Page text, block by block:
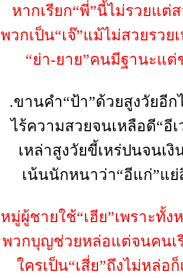
หากเรียก“พี่”นี้ไม่รวยแต่
พวกเป็น“เจ๊”แม้ไม่สวยรวย
“ย่า-ยาย”คนมีฐานะแต่
.ขานคำ“ป้า”ด้วยสูงวัยอีก
ไร้ความสวยจนเหลือดี“อี
เหล่าสูงวัยขี้เหร่ปนจนเงิ
เน้นนักหนาว่า“อีแก่”แ
หมู่ผู้ชายใช้“เฮีย”เพราะทั้ง
พวกบุญช่วยหล่อแต่จนคนเ
ใครเป็น“เสี่ย”ถึงไม่หล่อก็